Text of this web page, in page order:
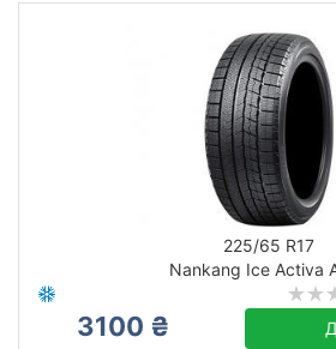
225/65 R17
Nankang Ice Activa
3100 ₴